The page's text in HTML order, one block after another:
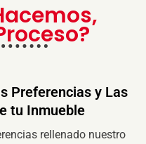
Preferencias y Las
tu Inmueble
rellenado nuestro